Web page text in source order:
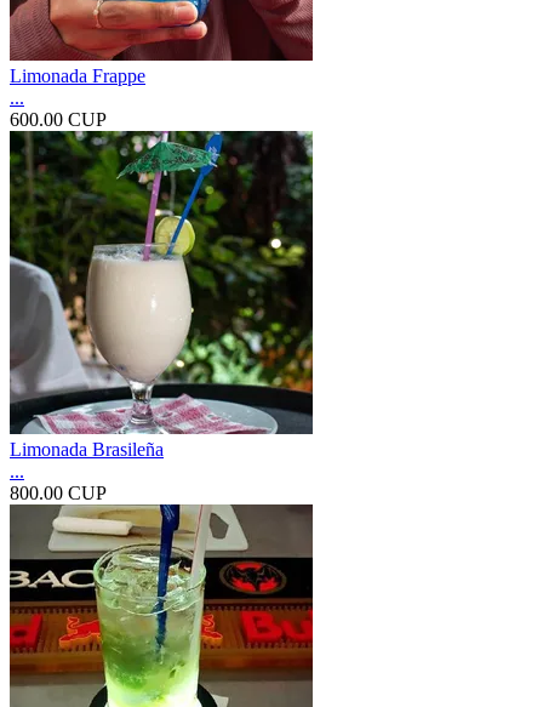
Limonada Frappe
...
600.00 CUP
Limonada Brasileña
...
800.00 CUP